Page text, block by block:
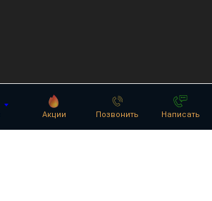
Акции Позвонить Написать